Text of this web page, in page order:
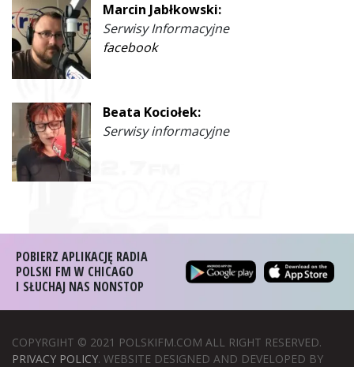
Marcin Jabłkowski:
Serwisy Informacyjne
facebook
Beata Kociołek:
Serwisy informacyjne
POBIERZ APLIKACJĘ RADIA
POLSKI FM W CHICAGO
I SŁUCHAJ NAS NONSTOP
COPYRGIHT © 2021 POLSKIFM.COM ALL RIGHT RESERVED.
PRIVACY POLICY. WEBSITE DESIGNED AND DEVELOPED BY